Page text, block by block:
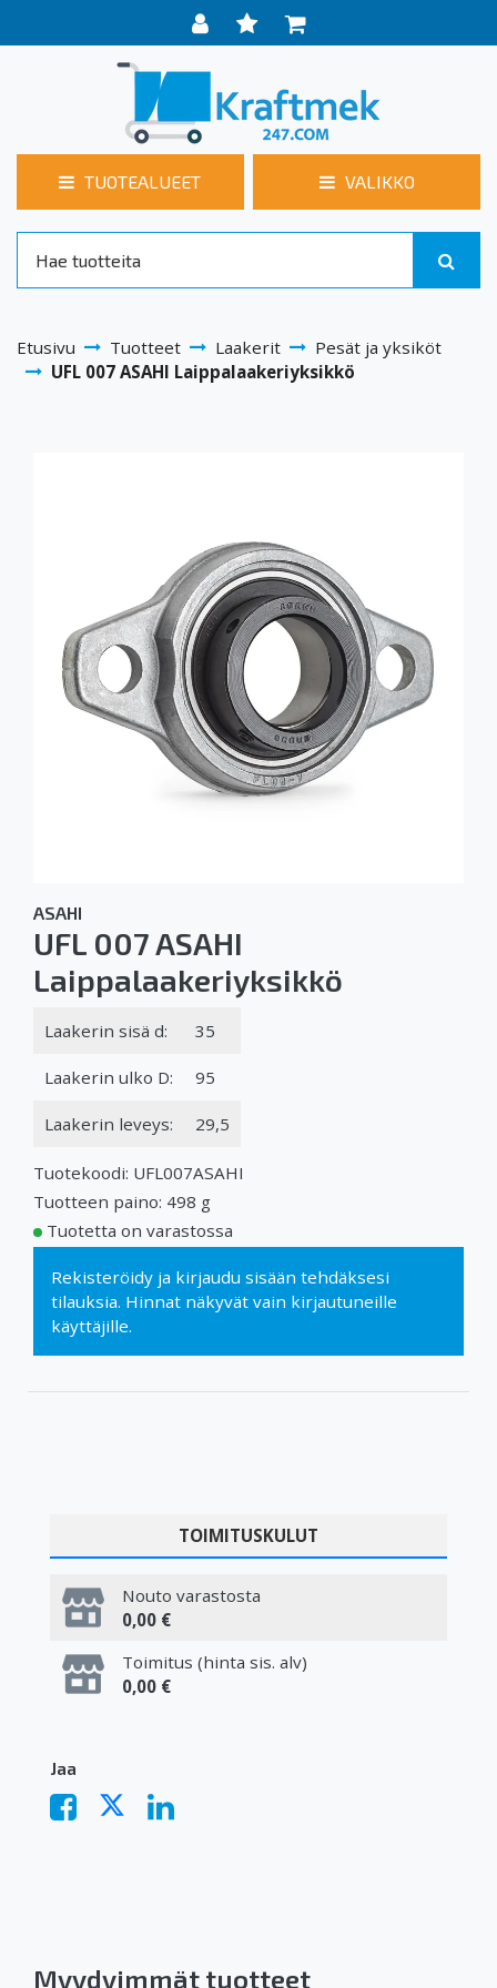
TUOTEALUEET VALIKKO
Etusivu Tuotteet Laakerit
Pesät ja yksiköt
UFL 007 ASAHI Laippalaakeriyksikkö
ASAHI
UFL 007 ASAHI
Laippalaakeriyksikkö
Laakerin sisä d: 35
Laakerin ulko D: 95
Laakerin leveys: 29,5
Tuotekoodi: UFL007ASAHI
Tuotteen paino: 498 g
Tuotetta on varastossa
Rekisteröidy ja kirjaudu sisään tehdäksesi
tilauksia. Hinnat näkyvät vain kirjautuneille
käyttäjille.
TOIMITUSKULUT
Nouto varastosta
0,00 €
Toimitus (hinta sis. alv)
0,00 €
Jaa
Myydyimmät tuotteet